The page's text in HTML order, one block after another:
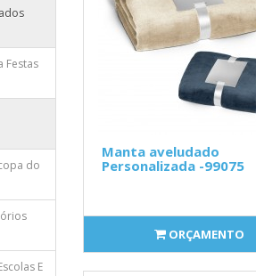
Festas
do
E
Manta aveludado
Personalizada -99075
ORÇAMENTO